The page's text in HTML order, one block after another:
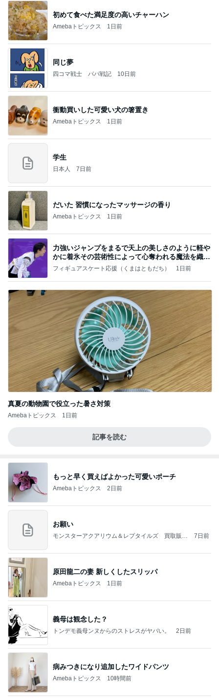
初めて食べた満足度の高いチャーハン
Amebaトピックス 1日前
同じ夢
四コマ戦士 パパ戦記 10日前
衝動買いした可愛い犬の箸置き
Amebaトピックス 1日前
学生
日本人 7日前
だいた 習慣になったマッサージの香り
Amebaトピックス 1日前
力強いジャンプをまるで天上の美しさのように軽や
かに着氷その芸術性によって心奪われる魔法を織り
なす
フィギュアスケート応援（くまはともだち） 1日前
真夏の動物園で役立った暑さ対策
Amebaトピックス 1日前
記事を読む
もっと早く買えばよかった可愛いポーチ
Amebaトピックス 2日前
お願い
モンスターアクアリウム＆レプタイルズ 買取販売
7日前
原田龍二の妻 新しくしたスリッパ
Amebaトピックス 1日前
義母は観念した？
トンデモ義母ンヌからのストレスがヤバい。 2日前
病みつきになり追加したワイドパンツ
Amebaトピックス 10時間前